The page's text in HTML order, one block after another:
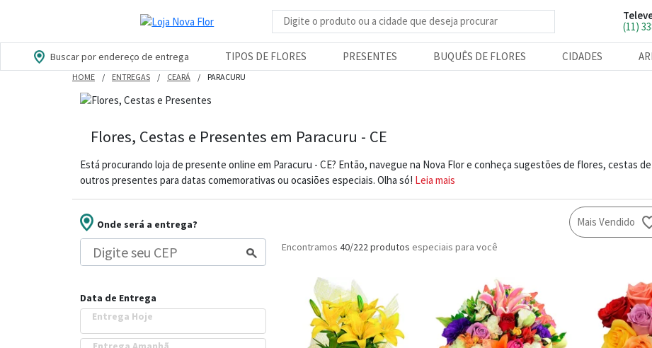
Busca de produtos
(11)
Buscar por endereço de entrega TIPOS DE FLORES PRESENTES BUQUÊS DE FLORES CIDADES
HOME ENTREGAS CEARÁ PARACURU
Flores, Cestas e Presentes em Paracuru - CE
Está procurando loja de presente online em Paracuru - CE? Então, navegue na Nova Flor e conheça sugestões de flores, cestas
outros presentes para datas comemorativas ou ocasiões especiais. Olha só! Leia mais
Onde será a entrega?
Data de Entrega
Entrega Hoje
Mais Vendido
Encontramos40/222produtos especiais para você